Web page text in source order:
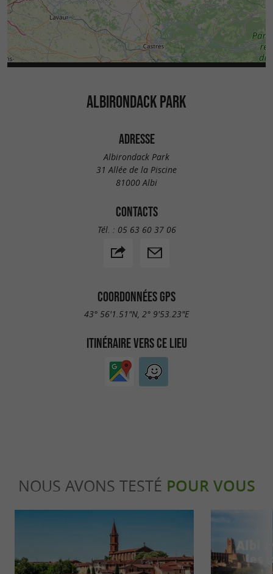
ALBIRONDACK PARK
ADRESSE
Albirondack Park
31 Allée de la Piscine
81000 Albi
CONTACTS
Tél. : 05 63 60 37 06
COORDONNÉES GPS
43° 56'1.51"N, 2° 9'53.23"E
ITINÉRAIRE VERS CE LIEU
NOUS AVONS TESTÉ POUR VOUS